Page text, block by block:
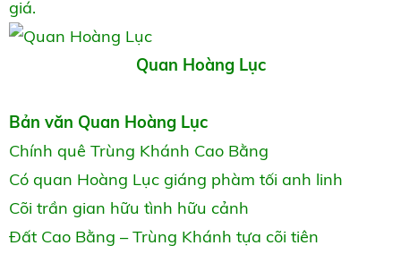
giá.
Quan Hoàng Lục
Bản văn Quan Hoàng Lục
Chính quê Trùng Khánh Cao Bằng
Có quan Hoàng Lục giáng phàm tối anh linh
Cõi trần gian hữu tình hữu cảnh
Đất Cao Bằng – Trùng Khánh tựa cõi tiên